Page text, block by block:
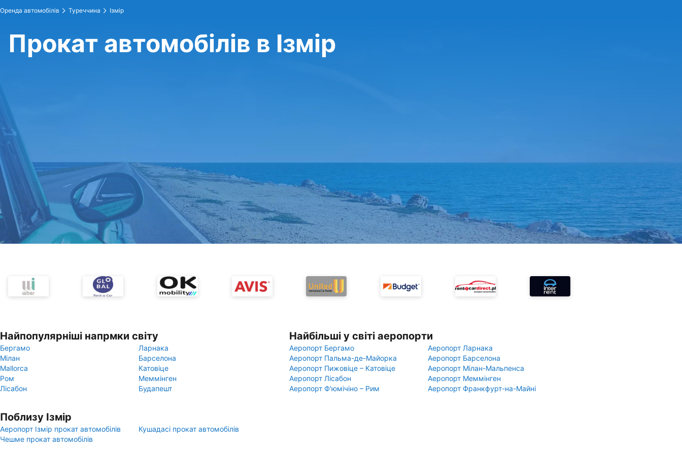
Оренда автомобілів Туреччина Ізмір
Прокат автомобілів в Ізмір
Найпопулярніші напрмки світу
Бергамо
Ларнака
Мілан
Барселона
Mallorca
Катовіце
Ром
Меммінген
Лісабон
Будапешт
Найбільші у світі аеропорти
Аеропорт Бергамо
Аеропорт Ларнака
Аеропорт Пальма-де-Майорка
Аеропорт Барселона
Аеропорт Пижовіце – Катовіце
Аеропорт Мілан-Мальпенса
Аеропорт Лісабон
Аеропорт Меммінген
Аеропорт Ф'юмічіно – Рим
Аеропорт Франкфурт-на-Майні
Поблизу Ізмір
Аеропорт Ізмір прокат автомобілів
Кушадасi прокат автомобілів
Чешме прокат автомобілів